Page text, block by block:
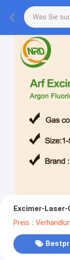
Excimer-
Preis：